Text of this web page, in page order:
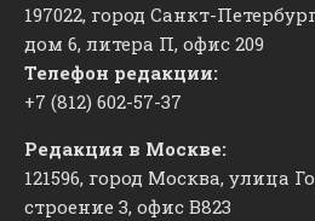
197022, город Санкт-
дом 6, литера П, офис 209
Телефон редакции:
+7 (812) 602-57-37
Редакция в Москве:
121596, город Москва, улица
строение 3, офис ​В823